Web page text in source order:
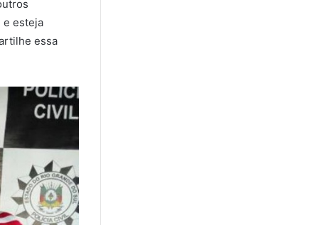
e esteja
essa